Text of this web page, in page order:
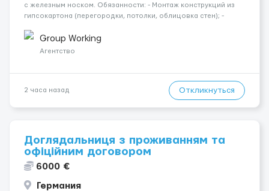
с железным носком. Обязанности: - Монтаж конструкций из
гипсокартона (перегородки, потолки, облицовка стен); -
малярных работ (шпатлевка, грунтовка, покраска); -
Штукатурные работы ...
Group Working
Агентство
2 часа назад Откликнуться
Доглядальниця з проживанням та
офіційним договором
6000 €
Германия